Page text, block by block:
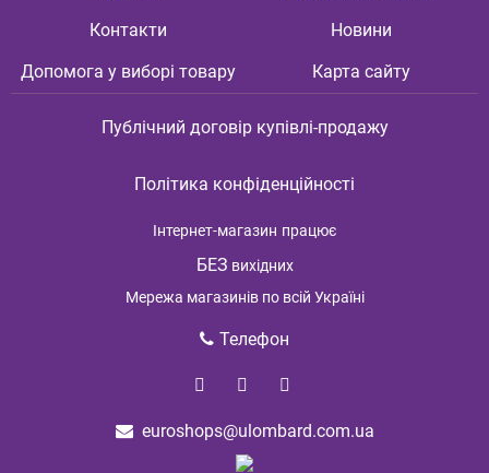
Контакти
Новини
Допомога у виборі товару
Карта сайту
Публічний договір купівлі-продажу
Політика конфіденційності
Інтернет-магазин працює
БЕЗ вихідних
Мережа магазинів по всій Україні
Телефон
euroshops@ulombard.com.ua